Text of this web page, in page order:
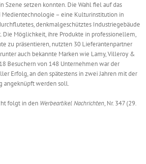
Szene setzen konnten. Die Wahl fiel auf das
Medientechnologie – eine Kulturinstitution in
denkmalgeschütztes Industriegebäude
Die Möglichkeit, ihre Produkte in professionellem,
zu präsentieren, nutzten 30 Lieferantenpartner
auch bekannte Marken wie Lamy, Villeroy &
Besuchern von 148 Unternehmen war der
Erfolg, an den spätestens in zwei Jahren mit der
angeknüpft werden soll.
folgt in den Werbeartikel Nachrichten, Nr. 347 (29.